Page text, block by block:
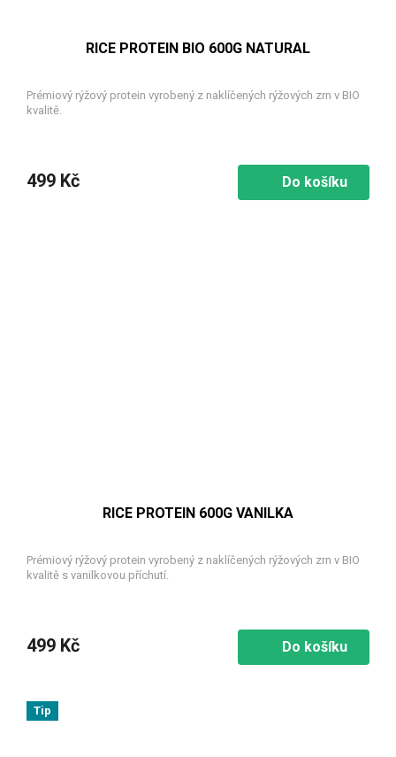
RICE PROTEIN BIO 600G NATURAL
Prémiový rýžový protein vyrobený z naklíčených rýžových zrn v BIO
kvalitě.
499 Kč Do košíku
RICE PROTEIN 600G VANILKA
Prémiový rýžový protein vyrobený z naklíčených rýžových zrn v BIO
kvalitě s vanilkovou příchutí.
499 Kč Do košíku
Tip